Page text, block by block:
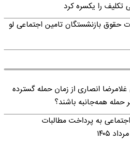
تکلیف را یکسره کرد
حقوق بازنشستگان تامین اجتماعی لو
انصاری از زمان حمله گسترده
حمله همه‌جانبه باشند؟
به پرداخت مطالبات